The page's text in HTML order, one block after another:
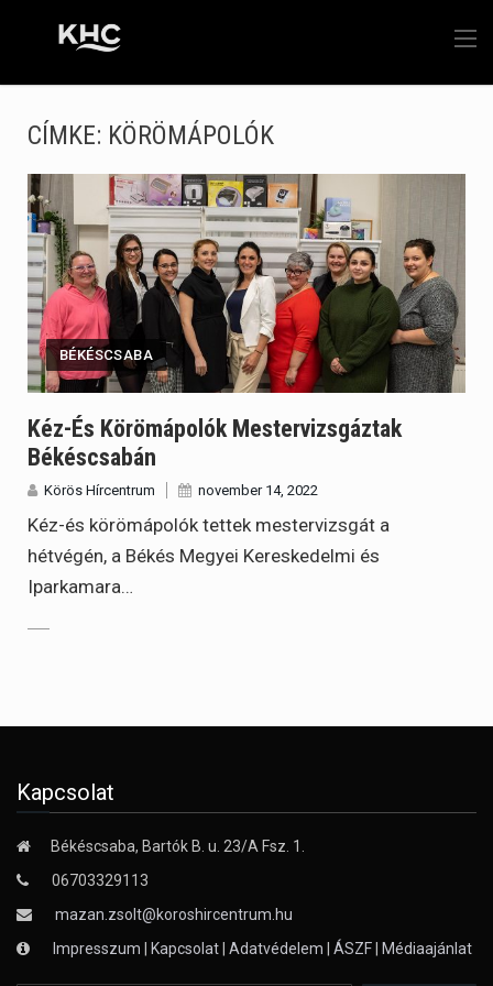
CÍMKE: KÖRÖMÁPOLÓK
BÉKÉSCSABA
Kéz-És Körömápolók Mestervizsgáztak
Békéscsabán
Körös Hírcentrum november 14, 2022
Kéz-és körömápolók tettek mestervizsgát a
hétvégén, a Békés Megyei Kereskedelmi és
Iparkamara…
Kapcsolat
Békéscsaba, Bartók B. u. 23/A Fsz. 1.
06703329113
mazan.zsolt@koroshircentrum.hu
Impresszum
Kapcsolat Adatvédelem ÁSZF Médiaajánlat